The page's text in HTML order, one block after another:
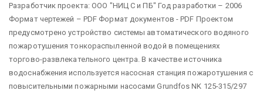
Разработчик проекта: ООО "НИЦ С и ПБ" Год разработки – 2006
Формат чертежей – PDF Формат документов - PDF Проектом
предусмотрено устройство системы автоматического водяного
пожаротушения тонкораспыленной водой в помещениях
торгово-развлекательного центра. В качестве источника
водоснабжения используется насосная станция пожаротушения с
повысительными пожарными насосами Grundfos NK 125-315/297